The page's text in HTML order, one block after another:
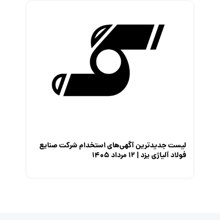
لیست جدیدترین آگهی‌های استخدام شرکت صنایع
فولاد آلیاژی یزد | ۱۲ مرداد ۱۴۰۵